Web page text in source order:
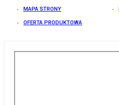
MAPA STRONY
OFERTA PRODUKTOWA